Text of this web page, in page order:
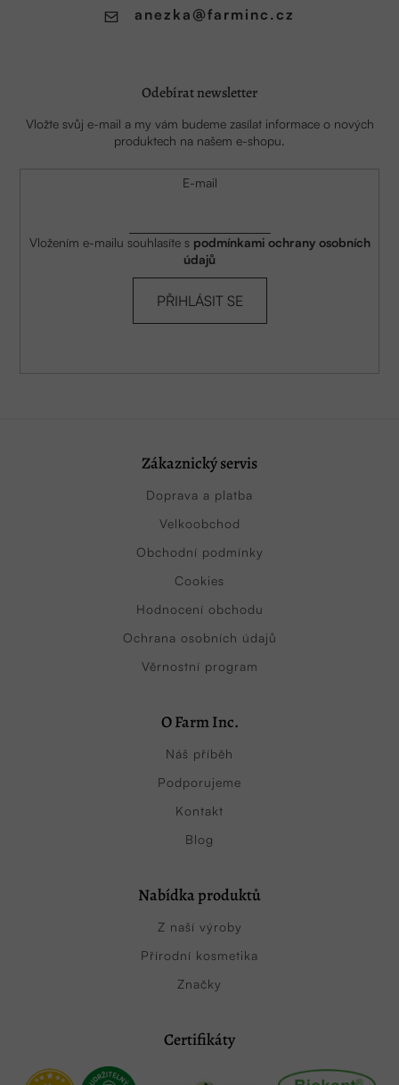
anezka @farminc.cz
Odebírat newsletter
Vložte svůj e-mail a my vám budeme zasílat informace o nových
produktech na našem e-shopu.
E-mail
Vložením e-mailu souhlasíte s podmínkami ochrany osobních
údajů
PŘIHLÁSIT SE
Zákaznický servis
Doprava a platba
Velkoobchod
Obchodní podmínky
Cookies
Hodnocení obchodu
Ochrana osobních údajů
Věrnostní program
O Farm Inc.
Náš příběh
Podporujeme
Kontakt
Blog
Nabídka produktů
Z naší výroby
Přírodní kosmetika
Značky
Certifikáty